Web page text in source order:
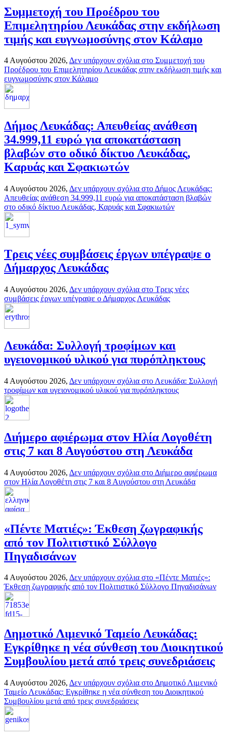
Συμμετοχή του Προέδρου του
Επιμελητηρίου Λευκάδας στην εκδήλωση
τιμής και ευγνωμοσύνης στον Κάλαμο
4 Αυγούστου 2026, Δεν υπάρχουν σχόλια στο Συμμετοχή του
Προέδρου του Επιμελητηρίου Λευκάδας στην εκδήλωση τιμής και
ευγνωμοσύνης στον Κάλαμο
Δήμος Λευκάδας: Απευθείας ανάθεση
34.999,11 ευρώ για αποκατάσταση
βλαβών στο οδικό δίκτυο Λευκάδας,
Καρυάς και Σφακιωτών
4 Αυγούστου 2026, Δεν υπάρχουν σχόλια στο Δήμος Λευκάδας:
Απευθείας ανάθεση 34.999,11 ευρώ για αποκατάσταση βλαβών
στο οδικό δίκτυο Λευκάδας, Καρυάς και Σφακιωτών
Τρεις νέες συμβάσεις έργων υπέγραψε ο
Δήμαρχος Λευκάδας
4 Αυγούστου 2026, Δεν υπάρχουν σχόλια στο Τρεις νέες
συμβάσεις έργων υπέγραψε ο Δήμαρχος Λευκάδας
Λευκάδα: Συλλογή τροφίμων και
υγειονομικού υλικού για πυρόπληκτους
4 Αυγούστου 2026, Δεν υπάρχουν σχόλια στο Λευκάδα: Συλλογή
τροφίμων και υγειονομικού υλικού για πυρόπληκτους
Διήμερο αφιέρωμα στον Ηλία Λογοθέτη
στις 7 και 8 Αυγούστου στη Λευκάδα
4 Αυγούστου 2026, Δεν υπάρχουν σχόλια στο Διήμερο αφιέρωμα
στον Ηλία Λογοθέτη στις 7 και 8 Αυγούστου στη Λευκάδα
«Πέντε Ματιές»: Έκθεση ζωγραφικής
από τον Πολιτιστικό Σύλλογο
Πηγαδισάνων
4 Αυγούστου 2026, Δεν υπάρχουν σχόλια στο «Πέντε Ματιές»:
Έκθεση ζωγραφικής από τον Πολιτιστικό Σύλλογο Πηγαδισάνων
Δημοτικό Λιμενικό Ταμείο Λευκάδας:
Εγκρίθηκε η νέα σύνθεση του Διοικητικού
Συμβουλίου μετά από τρεις συνεδριάσεις
4 Αυγούστου 2026, Δεν υπάρχουν σχόλια στο Δημοτικό Λιμενικό
Ταμείο Λευκάδας: Εγκρίθηκε η νέα σύνθεση του Διοικητικού
Συμβουλίου μετά από τρεις συνεδριάσεις